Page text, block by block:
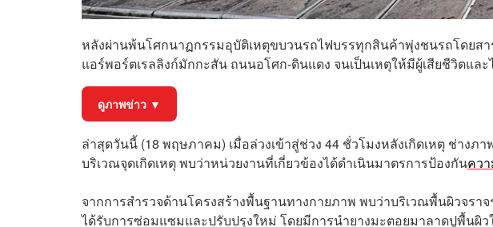
หลังผ่านพ้นโศกนาฏกรรมอุบัติเหตุขบวนรถไฟบรรทุกสินค้าพุ่งชนรถโดยส
แอร์พอร์ตเรลลิงก์มักกะสัน ถนนอโศก-ดินแดง จนเป็นเหตุให้มีผู้เสียชีวิตแล
ดูภาพข่าว ▼
ล่าสุดวันนี้ (18 พฤษภาคม) เมื่อล่วงเข้าสู่ช่วง 44 ชั่วโมงหลังเกิดเหตุ ช่างภ
บริเวณจุดเกิดเหตุ พบว่าหน่วยงานที่เกี่ยวข้องได้ดำเนินมาตรการป้องกันคว
จากการสำรวจด้านโครงสร้างพื้นฐานทางกายภาพ พบว่าบริเวณพื้นผิวจรา
ได้รับการซ่อมแซมและปรับปรุงใหม่ โดยมีการนำยางมะตอยมาลาดปูพื้นผิ